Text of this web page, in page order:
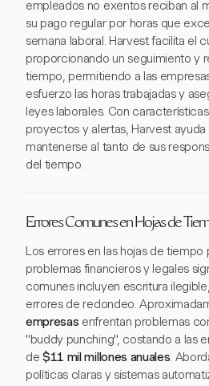
empleados no exentos reciban al
su pago regular por horas que
semana laboral. Harvest facilita el
proporcionando un seguimiento y
tiempo, permitiendo a las
esfuerzo las horas trabajadas y
leyes laborales. Con
proyectos y alertas, Harvest ayuda
mantenerse al tanto de sus
del tiempo.
Errores Comunes en Hojas de
Los errores en las hojas de tiempo
problemas financieros y legales
comunes incluyen escritura
errores de redondeo.
empresas enfrentan problemas
"buddy punching", costando a las
de$11 mil millones anuales.
políticas claras y sistemas